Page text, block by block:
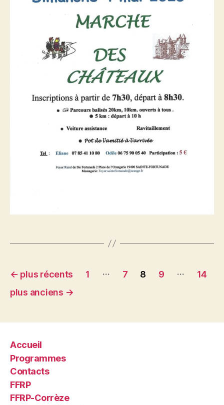
Pagination
des
← plus récents 1 … 7 8 9 …
14
plus anciens →
Accueil
Programmes
Contacts
FFRP
FFRP-Corrèze